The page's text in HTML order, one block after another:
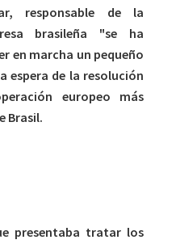
responsable de la
brasileña "se ha
en marcha un pequeño
espera de la resolución
europeo más
Brasil.
presentaba tratar los